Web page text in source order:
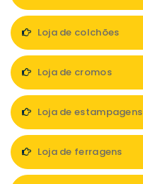
Loja de colchões
Loja de cromos
Loja de estampagens
Loja de ferragens